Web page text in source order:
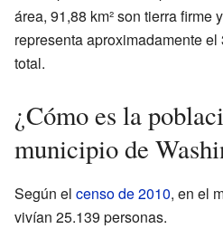
área, 91,88 km² son tierra firme
representa aproximadamente
total.
¿Cómo es la
municipio de
Según el censo de 2010, en el
vivían 25.139 personas.